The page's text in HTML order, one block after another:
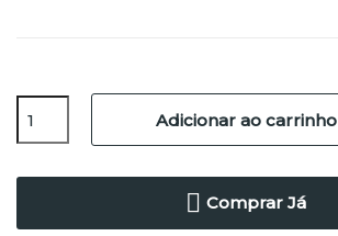
Adicionar ao carrinho
Comprar Já